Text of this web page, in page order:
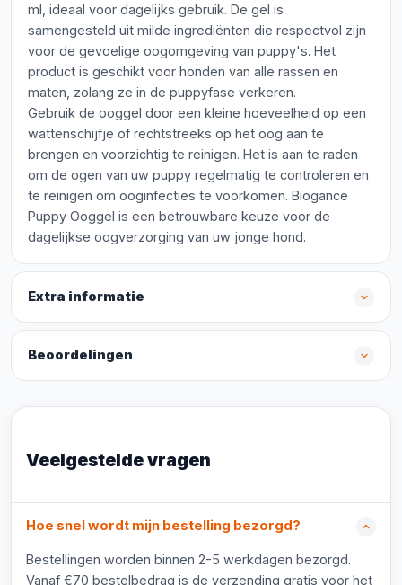
ml, ideaal voor dagelijks gebruik. De gel is
samengesteld uit milde ingrediënten die respectvol zijn
voor de gevoelige oogomgeving van puppy's. Het
product is geschikt voor honden van alle rassen en
maten, zolang ze in de puppyfase verkeren.
Gebruik de ooggel door een kleine hoeveelheid op een
wattenschijfje of rechtstreeks op het oog aan te
brengen en voorzichtig te reinigen. Het is aan te raden
om de ogen van uw puppy regelmatig te controleren en
te reinigen om ooginfecties te voorkomen. Biogance
Puppy Ooggel is een betrouwbare keuze voor de
dagelijkse oogverzorging van uw jonge hond.
Extra informatie
Beoordelingen
Veelgestelde vragen
Hoe snel wordt mijn bestelling bezorgd?
Bestellingen worden binnen 2-5 werkdagen bezorgd.
Vanaf €70 bestelbedrag is de verzending gratis voor het